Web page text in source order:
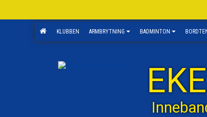
KLUBBEN ARMBRYTNING BADMINTON